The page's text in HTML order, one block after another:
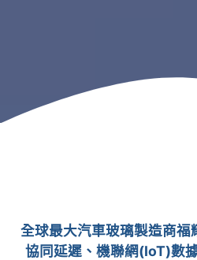
全球最大汽車玻璃製造商福
協同延遲、機聯網(IoT)數